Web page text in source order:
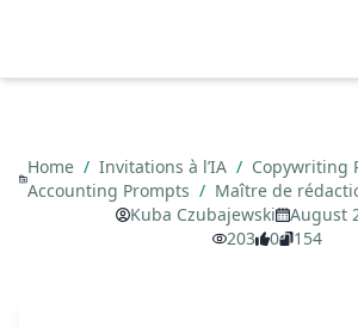
Home / Invitations à l’IA / Copywriting
Accounting Prompts / Maître de
Kuba Czubajewski
August
203
0 154